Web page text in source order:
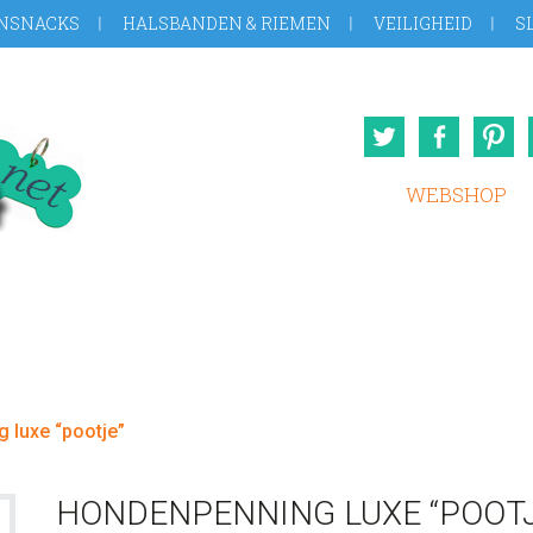
HALSBANDEN & RIEMEN VEILIGHEID
Twitter
WEBSHOP
luxe “pootje”
HONDENPENNING LUXE